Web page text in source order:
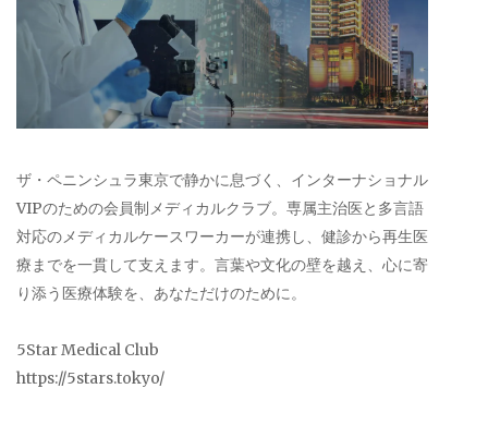
ザ・ペニンシュラ東京で静かに息づく、インターナショナル
VIPのための会員制メディカルクラブ。専属主治医と多言語
対応のメディカルケースワーカーが連携し、健診から再生医
療までを一貫して支えます。言葉や文化の壁を越え、心に寄
り添う医療体験を、あなただけのために。
5Star Medical Club
https://5stars.tokyo/